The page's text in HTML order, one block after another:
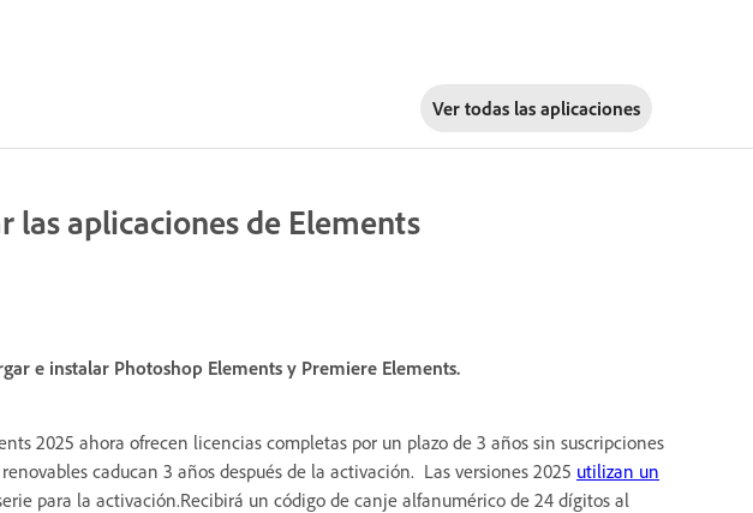
Ver todas las aplicaciones
las aplicaciones de Elements
e instalar Photoshop Elements y Premiere Elements.
2025 ahora ofrecen licencias completas por un plazo de 3 años sin suscripciones
caducan 3 años después de la activación. Las versiones 2025 utilizan un
para la activación.Recibirá un código de canje alfanumérico de 24 dígitos al